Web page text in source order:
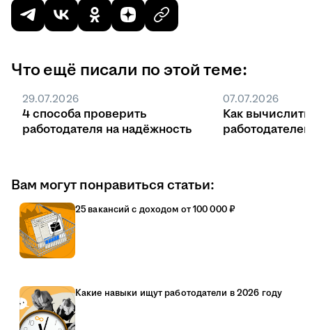
Что ещё писали по этой теме:
29.07.2026
4 способа проверить
работодателя на надёжность
07.07.2026
Как вычислить
Вам могут понравиться статьи:
25 вакансий с доходом от 100 000 ₽
Какие навыки ищут работодатели в 2026 году